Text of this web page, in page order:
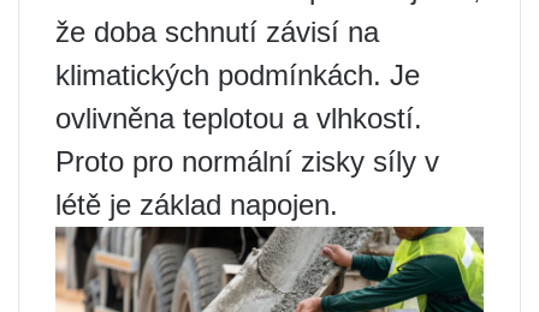
že doba schnutí závisí na
klimatických podmínkách. Je
ovlivněna teplotou a vlhkostí.
Proto pro normální zisky síly v
létě je základ napojen.